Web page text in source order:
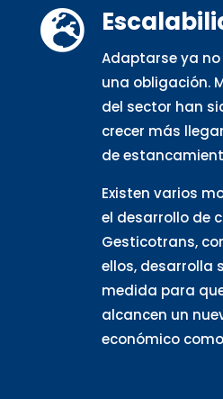

Adaptarse ya no
una obligación.
del sector han
crecer más
de
Existen varios
el desarrollo de
Gesticotrans,
ellos, desarrolla
medida para
alcancen un
económico